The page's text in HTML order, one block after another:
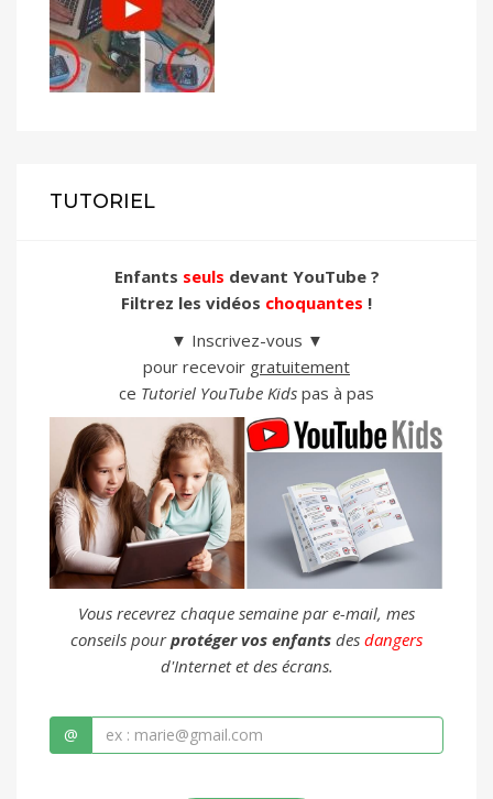
TUTORIEL
Enfants seuls devant YouTube ?
Filtrez les vidéos choquantes !
▼ Inscrivez-vous ▼
pour recevoir gratuitement
ce Tutoriel YouTube Kids pas à pas
Vous recevrez chaque semaine par e-mail, mes
conseils pourprotéger vos enfants des dangers
d'Internet et des écrans.
@